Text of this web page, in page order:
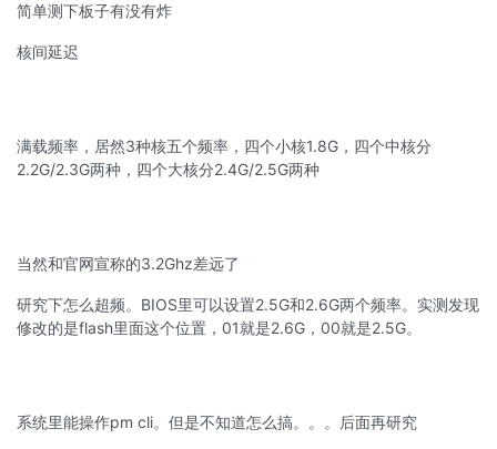
简单测下板子有没有炸
核间延迟
满载频率，居然3种核五个频率，四个小核1.8G，四个中核分
2.2G/2.3G两种，四个大核分2.4G/2.5G两种
当然和官网宣称的3.2Ghz差远了
研究下怎么超频。BIOS里可以设置2.5G和2.6G两个频率。实测发现
修改的是flash里面这个位置，01就是2.6G，00就是2.5G。
系统里能操作pm cli。但是不知道怎么搞。。。后面再研究